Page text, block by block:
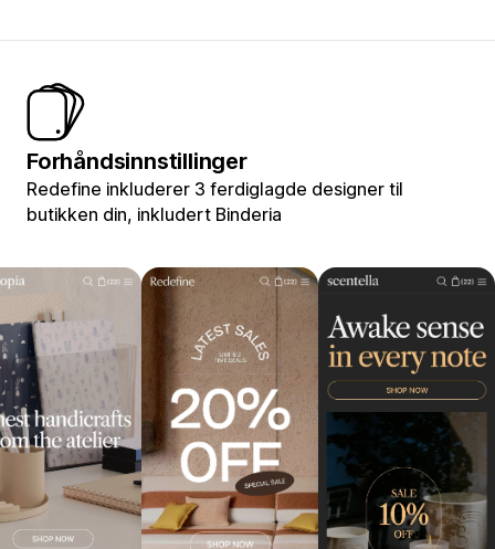
Forhåndsinnstillinger
Redefine inkluderer 3 ferdiglagde designer til
butikken din, inkludert Binderia